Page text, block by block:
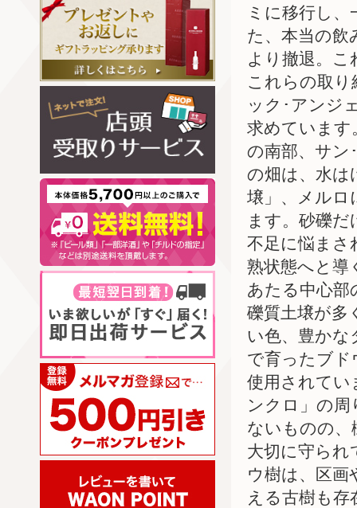
ミに移行し
た、本当の飲
より撤退。
これらの取
ック･アンジ
求めています
の南部、サン
の畑は、水は
壌」、メルロ
ます。砂礫
不足に悩まさ
熟状態へと導
あたる中心部
礫質土壌が多
い色、豊かな
で育ったブ
使用されてい
ンクロ」の
ないものの、
大切に守られ
ウ樹は、区画
える古樹も